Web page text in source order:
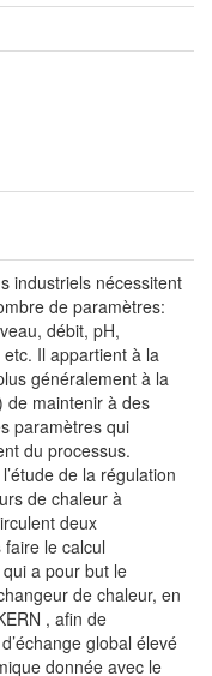
industriels nécessitent
de paramètres:
débit, pH,
etc. Il appartient à la
généralement à la
de maintenir à des
paramètres qui
du processus.
de la régulation
de chaleur à
deux
le calcul
a pour but le
de chaleur, en
, afin de
global élevé
donnée avec le